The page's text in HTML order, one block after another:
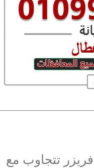
تتجاوب مع